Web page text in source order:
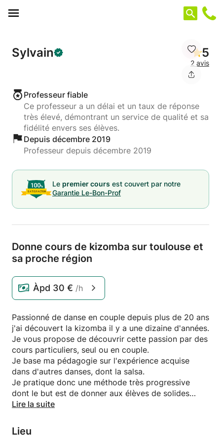
Sylvain 5
2 avis
Professeur fiable
Ce professeur a un délai et un taux de réponse
très élevé, démontrant un service de qualité et sa
fidélité envers ses élèves.
Depuis décembre 2019
Professeur depuis décembre 2019
Le premier cours est couvert par notre
Garantie Le-Bon-Prof
Donne cours de kizomba sur toulouse et
sa proche région
Àpd 30 € /h
Passionné de danse en couple depuis plus de 20 ans
j'ai découvert la kizomba il y a une dizaine d'années.
Je vous propose de découvrir cette passion par des
cours particuliers, seul ou en couple.
Je base ma pédagogie sur l'expérience acquise
dans d'autres danses, dont la salsa.
Je pratique donc une méthode très progressive
dont le but est de donner aux élèves de solides
bases leur permettant ensuite une évolution rapide.
Ils peuvent également se faire au domicile de l'élève.
Des cours pour couple sont également possible au
Lire la suite
Lieu